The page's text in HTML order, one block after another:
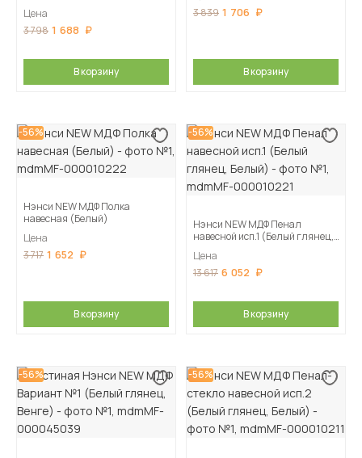
Цена
3 798 1 688
В корзину
3 839 1 706
В корзину
-56%
Нэнси NEW МДФ Полка
навесная (Белый)
Цена
3 717 1 652
В корзину
-56%
Нэнси NEW МДФ Пенал
навесной исп.1 (Белый глянец,
Цена
13 617 6 052
В корзину
-56% -56%